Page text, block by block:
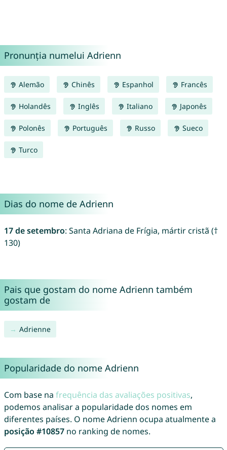
Pronunția numelui Adrienn
Alemão Chinês Espanhol Francês
Holandês Inglês Italiano Japonês
Polonês Português Russo Sueco
Turco
Dias do nome de Adrienn
17 de setembro: Santa Adriana de Frígia, mártir cristã (†
130)
Pais que gostam do nome Adrienn também
gostam de
Adrienne
Popularidade do nome Adrienn
Com base na frequência das avaliações positivas,
podemos analisar a popularidade dos nomes em
diferentes países. O nome Adrienn ocupa atualmente a
posição #10857no ranking de nomes.